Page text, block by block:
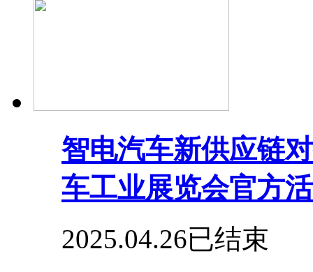
智电汽车新供应链
车工业展览会官方
2025.04.26已结束